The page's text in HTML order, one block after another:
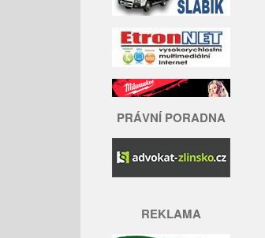
PRÁVNÍ PORADNA
REKLAMA